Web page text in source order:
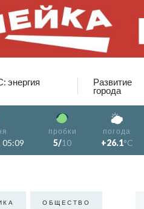
энергия Развитие
города
05:09
пробки
5/10
погода
+26.1°C
ОБЩЕСТВО